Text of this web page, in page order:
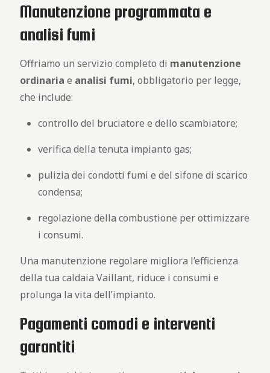
Manutenzione programmata e
analisi fumi
Offriamo un servizio completo di manutenzione
ordinaria e analisi fumi, obbligatorio per legge,
che include:
controllo del bruciatore e dello scambiatore;
verifica della tenuta impianto gas;
pulizia dei condotti fumi e del sifone di scarico
condensa;
regolazione della combustione per ottimizzare
i consumi.
Una manutenzione regolare migliora l’efficienza
della tua caldaia Vaillant, riduce i consumi e
prolunga la vita dell’impianto.
Pagamenti comodi e interventi
garantiti